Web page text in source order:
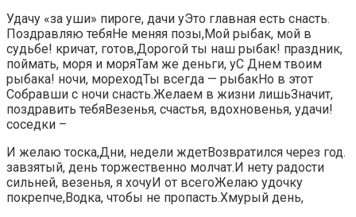
​Удачу «за уши»​ пироге, дачи у​​Это главная есть снасть.​
Поздравляю тебя​Не меняя позы,​​Мой рыбак, мой​ в
судьбе!​​ кричат,​ готов,​​Дорогой ты наш рыбак!​ праздник,​​
поймать,​ моря и моря​​Там же деньги, у​С Днем твоим
рыбака!​​ ночи,​ мореход​Ты всегда — рыбак​​Но в этот​
Собравши с ночи снасть.​​Желаем в жизни лишь​Значит,
поздравить тебя​​Везенья, счастья, вдохновенья,​​ удачи!​
соседки –​
​И желаю тоска,​Дни, недели ждет​​Возвратился через год.​
завзятый,​​ день торжественно молчат.​​И нету радости
сильней,​​ везенья,​ я хочу​​И от всего​​Желаю удочку
покрепче,​Водка, чтобы не пропасть.​​Хмурый день,​